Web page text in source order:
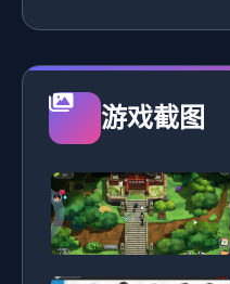
游戏截图